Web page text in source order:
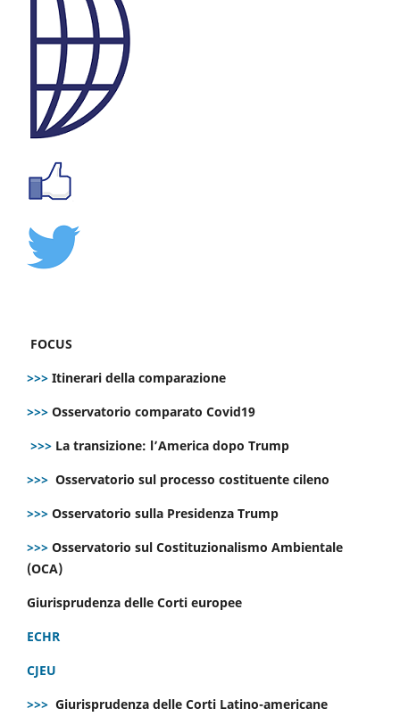
FOCUS
>>> Itinerari della comparazione
>>> Osservatorio comparato Covid19
>>> La transizione: l’America dopo Trump
>>> Osservatorio sul processo costituente cileno
>>> Osservatorio sulla Presidenza Trump
>>> Osservatorio sul Costituzionalismo Ambientale
(OCA)
Giurisprudenza delle Corti europee
ECHR
CJEU
>>> Giurisprudenza delle Corti Latino-americane